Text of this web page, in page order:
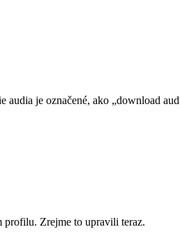
je označené, ako „download
profilu. Zrejme to upravili teraz.